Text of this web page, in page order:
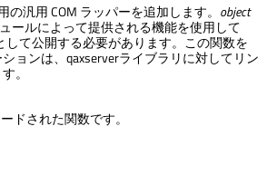
の汎用 COM ラッパーを追加します。 object
ールによって提供される機能を使用して
して公開する必要があります。この関数を
ョンは、qaxserverライブラリに対してリン
。
ドされた関数です。